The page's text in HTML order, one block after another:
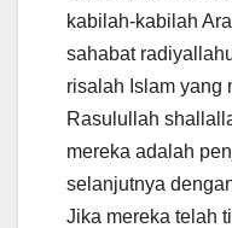
kabilah-kabilah
sahabat
risalah Islam yang
Rasulullah
mereka adalah
selanjutnya
Jika mereka telah